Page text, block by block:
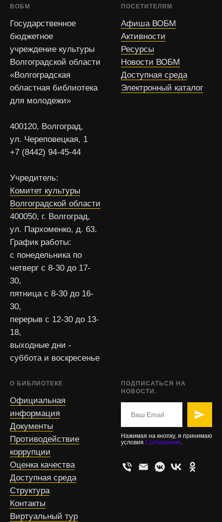
ВОБМ
Государственное
бюджетное
учреждение культуры
Волгоградской области
«Волгоградская
областная библиотека
для молодежи»
400120, Волгоград,
ул. Череповецкая, 1
+7 (8442) 94-45-44
Учредитель:
Комитет культуры
Волгоградской области
400050, г. Волгоград,
ул. Пархоменко, д. 63.
График работы:
с понедельника по
четверг с 8-30 до 17-
30,
пятница с 8-30 до 16-
30,
перерыв с 12-30 до 13-
18,
выходные дни -
суббота и воскресенье
ПОСЕТИТЕЛЯМ
Афиша ВОБМ
Активности
Ресурсы
Новости ВОБМ
Доступная среда
Электронный каталог
О БИБЛИОТЕКЕ
Официальная
информация
Документы
Противодействие
коррупции
Оценка качества
Доступная среда
Структура
Контакты
Виртуальный тур
ПОДПИСАТЬСЯ НА
НОВОСТИ.
Нажимая на кнопку, я принимаю
условия Соглашения.